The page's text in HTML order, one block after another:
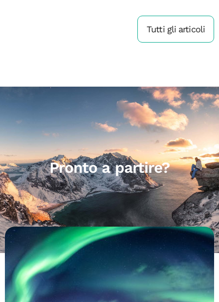
Tutti gli articoli
Pronto a partire?